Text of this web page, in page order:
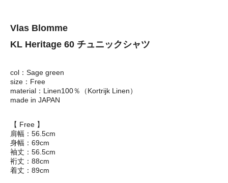
Vlas Blomme
KL Heritage 60 チュニックシャツ
col：Sage green
size：Free
material：Linen100％（Kortrijk Linen）
made in JAPAN
【 Free 】
肩幅：56.5cm
身幅：69cm
袖丈：56.5cm
裄丈：88cm
着丈：89cm